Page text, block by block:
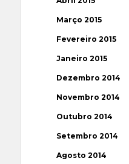
Março 2015
Fevereiro 2015
Janeiro 2015
Dezembro 2014
Novembro 2014
Outubro 2014
Setembro 2014
Agosto 2014